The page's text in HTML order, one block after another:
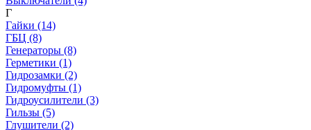
Г
Гайки (14)
ГБЦ (8)
Генераторы (8)
Герметики (1)
Гидрозамки (2)
Гидромуфты (1)
Гидроусилители (3)
Гильзы (5)
Глушители (2)